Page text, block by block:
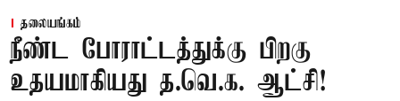
தலையங்கம்
நீண்ட போராட்டத்துக்கு பிறகு
உதயமாகியது த.வெ.க. ஆட்சி!